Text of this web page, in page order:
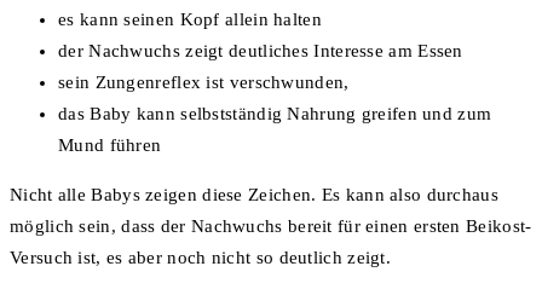
es kann seinen Kopf allein halten
der Nachwuchs zeigt deutliches Interesse am Essen
sein Zungenreflex ist verschwunden,
das Baby kann selbstständig Nahrung greifen und zum
Mund führen
Nicht alle Babys zeigen diese Zeichen. Es kann also durchaus
möglich sein, dass der Nachwuchs bereit für einen ersten Beikost-
Versuch ist, es aber noch nicht so deutlich zeigt.